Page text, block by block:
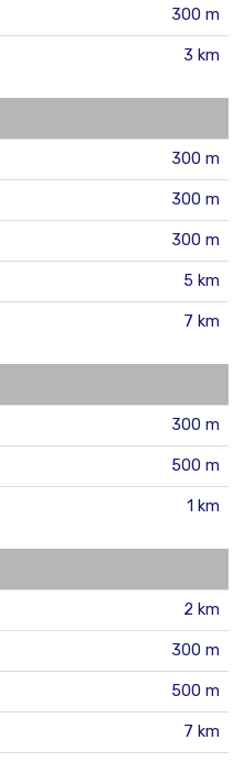
300 m
3 km
300 m
300 m
300 m
5 km
7 km
300 m
500 m
1 km
2 km
300 m
500 m
7 km